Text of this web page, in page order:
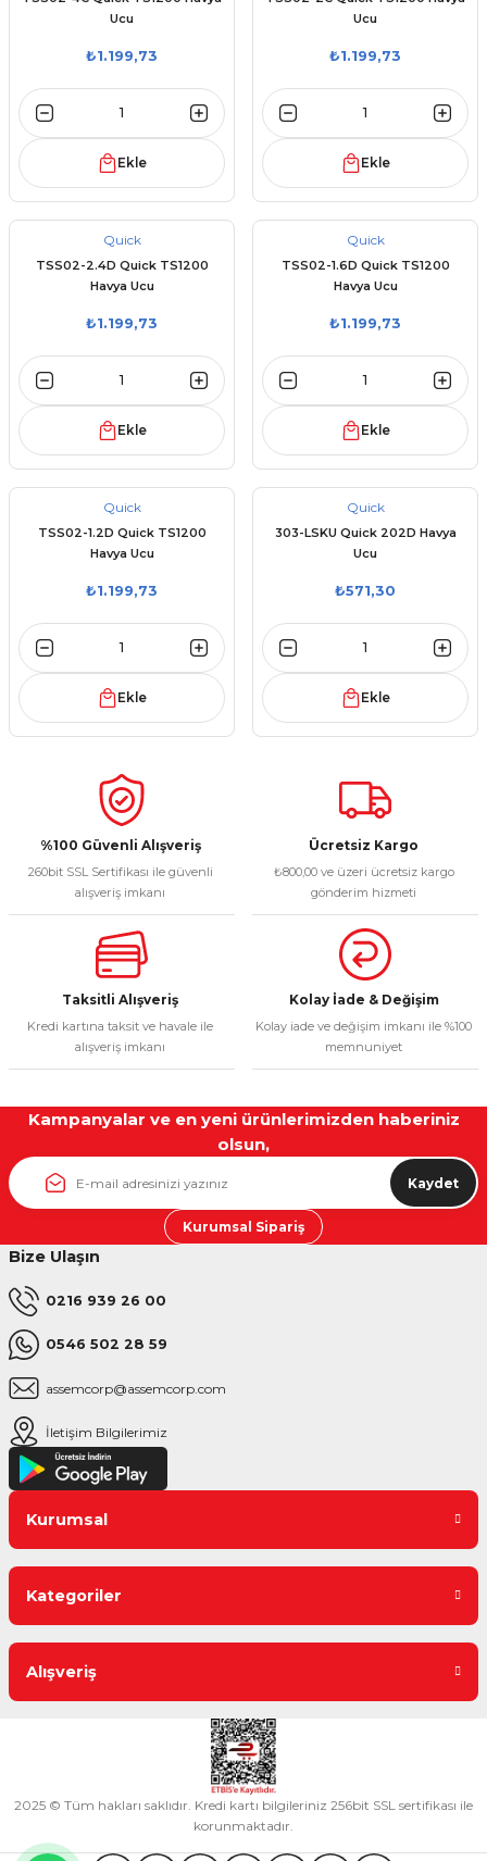
Ucu
₺1.199,73
Ekle
Ucu
₺1.199,73
Ekle
Quick
TSS02-2.4D Quick TS1200
Havya Ucu
₺1.199,73
Ekle
Quick
TSS02-1.6D Quick TS1200
Havya Ucu
₺1.199,73
Ekle
Quick
TSS02-1.2D Quick TS1200
Havya Ucu
₺1.199,73
Ekle
Quick
303-LSKU Quick 202D Havya
Ucu
₺571,30
Ekle
%100 Güvenli Alışveriş
260bit SSL Sertifikası ile güvenli
alışveriş imkanı
Ücretsiz Kargo
₺800,00 ve üzeri ücretsiz kargo
gönderim hizmeti
Taksitli Alışveriş
Kredi kartına taksit ve havale ile
alışveriş imkanı
Kolay İade & Değişim
Kolay iade ve değişim imkanı ile %100
memnuniyet
Kampanyalar ve en yeni ürünlerimizden haberiniz
olsun,
Kaydet
Kurumsal Sipariş
Bize Ulaşın
0216 939 26 00
0546 502 28 59
assemcorp@assemcorp.com
İletişim Bilgilerimiz
Kurumsal
Kategoriler
Alışveriş
2025 © Tüm hakları saklıdır. Kredi kartı bilgileriniz 256bit SSL sertifikası ile
korunmaktadır.